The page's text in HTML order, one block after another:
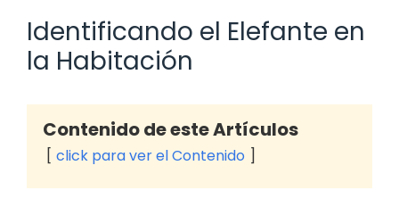
Identificando el Elefante en
la Habitación
Contenido de este Artículos
click para ver el Contenido